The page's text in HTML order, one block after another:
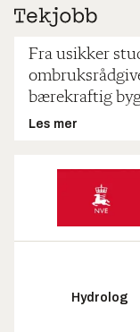
Fra usikker
bærekraftig
Les mer
Hydrolog